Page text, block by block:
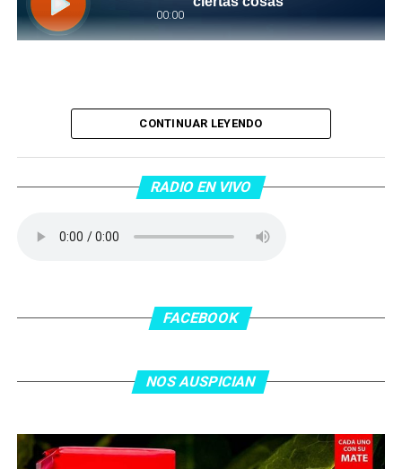
Piantaos por el Tango. Piantaos por el Tango es un
programa radiofónico semanal conducido y dirigido por
Raúl Mamone con el objetivo de difundir el Tango desde
CONTINUAR LEYENDO
RADIO EN VIVO
FACEBOOK
NOS AUSPICIAN